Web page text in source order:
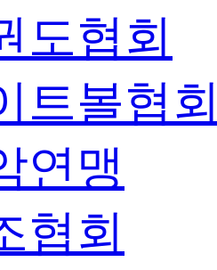
도협회
트볼협
연맹
협회